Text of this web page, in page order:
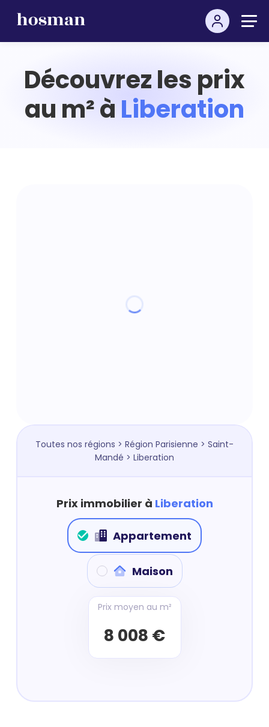
Découvrez les prix
au m² à Liberation
Toutes nos régions > Région Parisienne > Saint-
Mandé > Liberation
Prix immobilier à Liberation
Appartement
Maison
Prix moyen au m²
8 008 €